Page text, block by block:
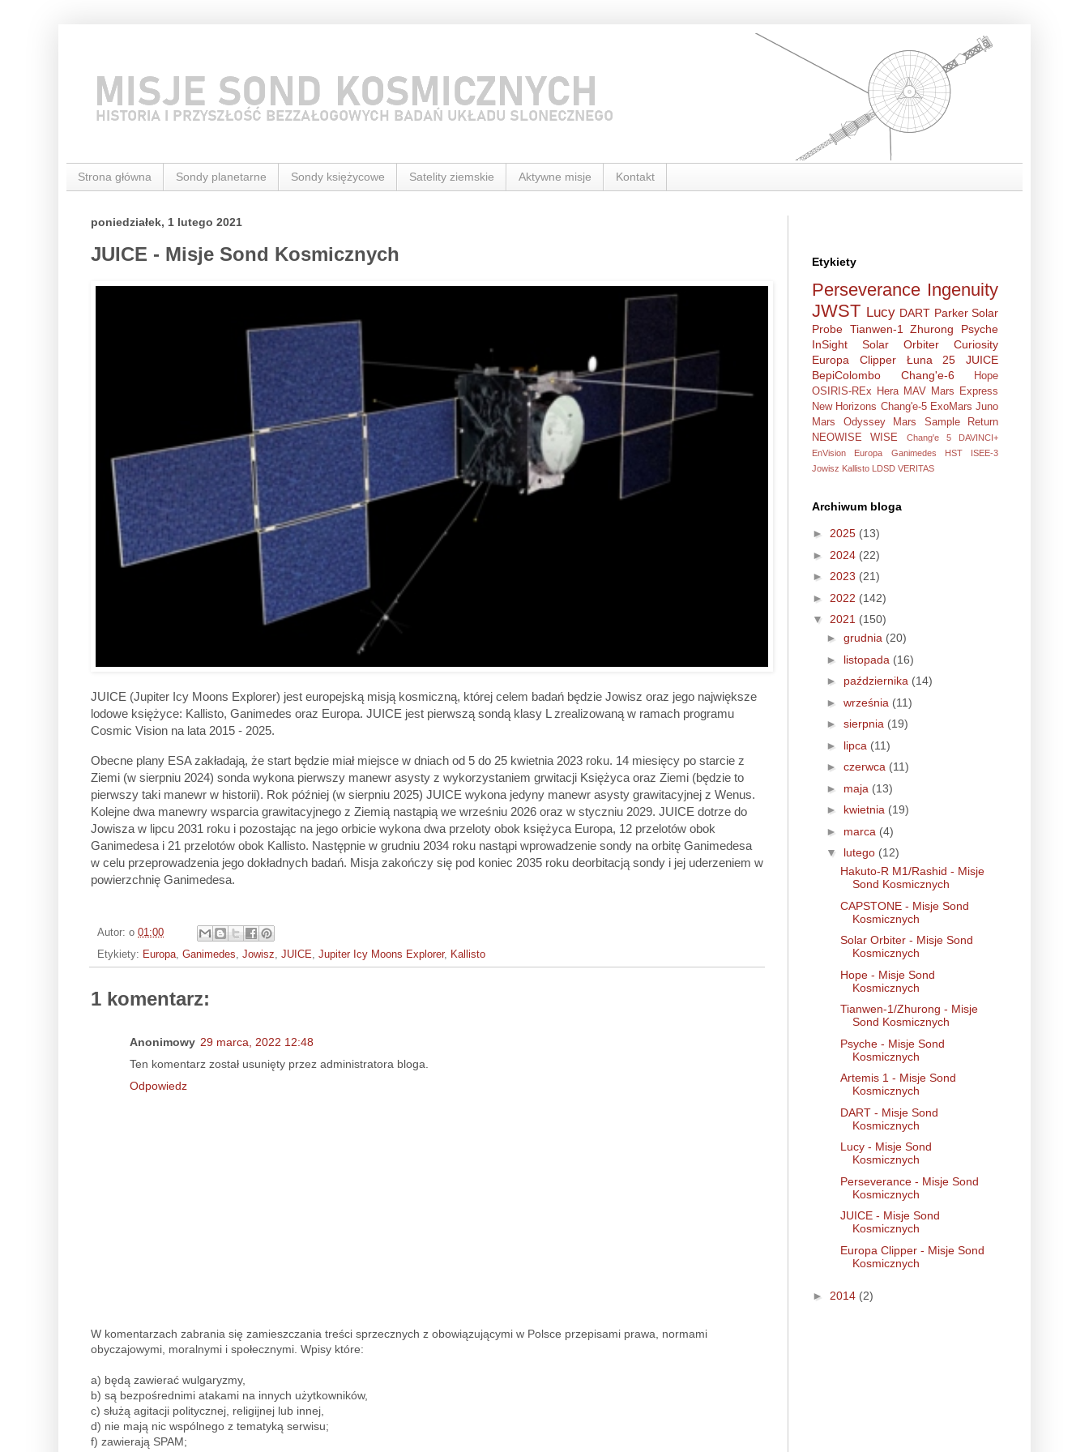
Strona główna Sondy planetarne Sondy księżycowe Satelity ziemskie Aktywne misje Kontakt
poniedziałek, 1 lutego 2021
JUICE - Misje Sond Kosmicznych
JUICE (Jupiter Icy Moons Explorer) jest europejską misją kosmiczną, której celem badań będzie Jowisz oraz jego największe
lodowe księżyce: Kallisto, Ganimedes oraz Europa. JUICE jest pierwszą sondą klasy L zrealizowaną w ramach programu
Cosmic Vision na lata 2015 - 2025.
Obecne plany ESA zakładają, że start będzie miał miejsce w dniach od 5 do 25 kwietnia 2023 roku. 14 miesięcy po starcie z
Ziemi (w sierpniu 2024) sonda wykona pierwszy manewr asysty z wykorzystaniem grwitacji Księżyca oraz Ziemi (będzie to
pierwszy taki manewr w historii). Rok później (w sierpniu 2025) JUICE wykona jedyny manewr asysty grawitacyjnej z Wenus.
Kolejne dwa manewry wsparcia grawitacyjnego z Ziemią nastąpią we wrześniu 2026 oraz w styczniu 2029. JUICE dotrze do
Jowisza w lipcu 2031 roku i pozostając na jego orbicie wykona dwa przeloty obok księżyca Europa, 12 przelotów obok
Ganimedesa i 21 przelotów obok Kallisto. Następnie w grudniu 2034 roku nastąpi wprowadzenie sondy na orbitę Ganimedesa
w celu przeprowadzenia jego dokładnych badań. Misja zakończy się pod koniec 2035 roku deorbitacją sondy i jej uderzeniem w
powierzchnię Ganimedesa.
Autor: o 01:00
Etykiety: Europa, Ganimedes, Jowisz, JUICE, Jupiter Icy Moons Explorer, Kallisto
1 komentarz:
Anonimowy 29 marca, 2022 12:48
Ten komentarz został usunięty przez administratora bloga.
Odpowiedz
W komentarzach zabrania się zamieszczania treści sprzecznych z obowiązującymi w Polsce przepisami prawa, normami
obyczajowymi, moralnymi i społecznymi. Wpisy które:
a) będą zawierać wulgaryzmy,
b) są bezpośrednimi atakami na innych użytkowników,
c) służą agitacji politycznej, religijnej lub innej,
d) nie mają nic wspólnego z tematyką serwisu;
f) zawierają SPAM;
Etykiety
Perseverance Ingenuity
JWST Lucy DART Parker Solar
Probe Tianwen-1 Zhurong
Psyche
InSight
Solar Orbiter
Curiosity
Europa Clipper
Łuna 25
JUICE
BepiColombo
Chang'e-6
Hope
OSIRIS-REx
Hera MAV Mars Express
New Horizons Chang'e-5 ExoMars Juno
Mars Odyssey
Mars Sample Return
NEOWISE
WISE Chang'e 5
DAVINCI+
EnVision
Europa Ganimedes HST
ISEE-3
Jowisz Kallisto LDSD VERITAS
Archiwum bloga
► 2025 (13)
► 2024 (22)
► 2023 (21)
► 2022 (142)
▼ 2021 (150)
► grudnia (20)
► listopada (16)
► października (14)
► września (11)
► sierpnia (19)
► lipca (11)
► czerwca (11)
► maja (13)
► kwietnia (19)
► marca (4)
▼ lutego (12)
Hakuto-R M1/Rashid - Misje
Sond Kosmicznych
CAPSTONE - Misje Sond
Kosmicznych
Solar Orbiter - Misje Sond
Kosmicznych
Hope - Misje Sond
Kosmicznych
Tianwen-1/Zhurong - Misje
Sond Kosmicznych
Psyche - Misje Sond
Kosmicznych
Artemis 1 - Misje Sond
Kosmicznych
DART - Misje Sond
Kosmicznych
Lucy - Misje Sond
Kosmicznych
Perseverance - Misje Sond
Kosmicznych
JUICE - Misje Sond
Kosmicznych
Europa Clipper - Misje Sond
Kosmicznych
► 2014 (2)